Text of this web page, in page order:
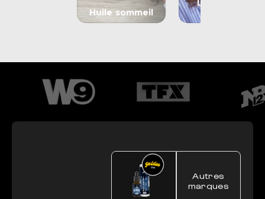
Autres
marques